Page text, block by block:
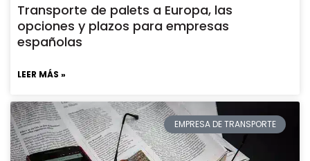
Transporte de palets a Europa, las
opciones y plazos para empresas
españolas
LEER MÁS »
EMPRESA DE TRANSPORTE